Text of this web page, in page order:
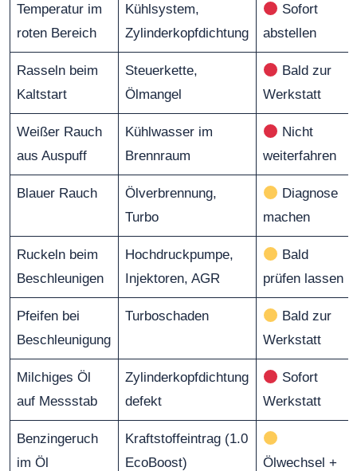
Temperatur im
roten Bereich
Kühlsystem,
Zylinderkopfdichtung
Sofort
abstellen
Rasseln beim
Kaltstart
Steuerkette,
Ölmangel
Bald zur
Werkstatt
Weißer Rauch
aus Auspuff
Kühlwasser im
Brennraum
Nicht
weiterfahren
Blauer Rauch
Ölverbrennung,
Turbo
Diagnose
machen
Ruckeln beim
Beschleunigen
Hochdruckpumpe,
Injektoren, AGR
Bald
prüfen lassen
Pfeifen bei
Beschleunigung
Turboschaden
Bald zur
Werkstatt
Milchiges Öl
auf Messstab
Zylinderkopfdichtung
defekt
Sofort
Werkstatt
Benzingeruch
im Öl
Kraftstoffeintrag (1.0
EcoBoost)
Ölwechsel +